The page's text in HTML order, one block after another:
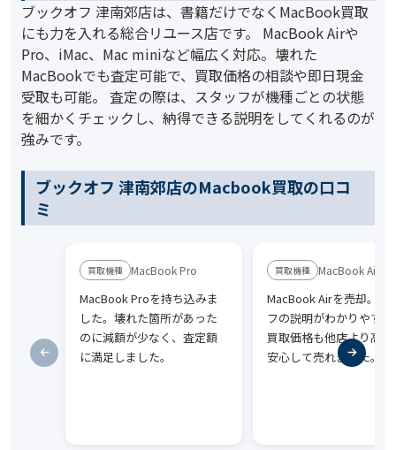
ブックオフ 津南郊店は、書籍だけでなくMacBook買取
にも力を入れる総合リユース店です。 MacBook Airや
Pro、iMac、Mac miniなど幅広く対応。壊れた
MacBookでも査定可能で、買取価格の相談や即日現金
受取も可能。 査定の際は、スタッフが機種ごとの状態
を細かくチェックし、納得できる説明をしてくれるのが
強みです。
ブックオフ 津南郊店のMacbook買取の口コ
ミ
MacBook Pro
MacBook Proを持ち込みま
した。壊れた箇所があった
のに減額が少なく、査定額
に満足しました。
MacBook Air
MacBook Airを売却。ス
フの説明がわかりやす
買取価格も他店より高
安心して売れました。